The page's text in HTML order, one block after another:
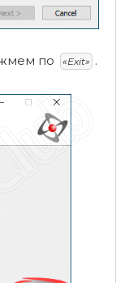
по «Exit» .